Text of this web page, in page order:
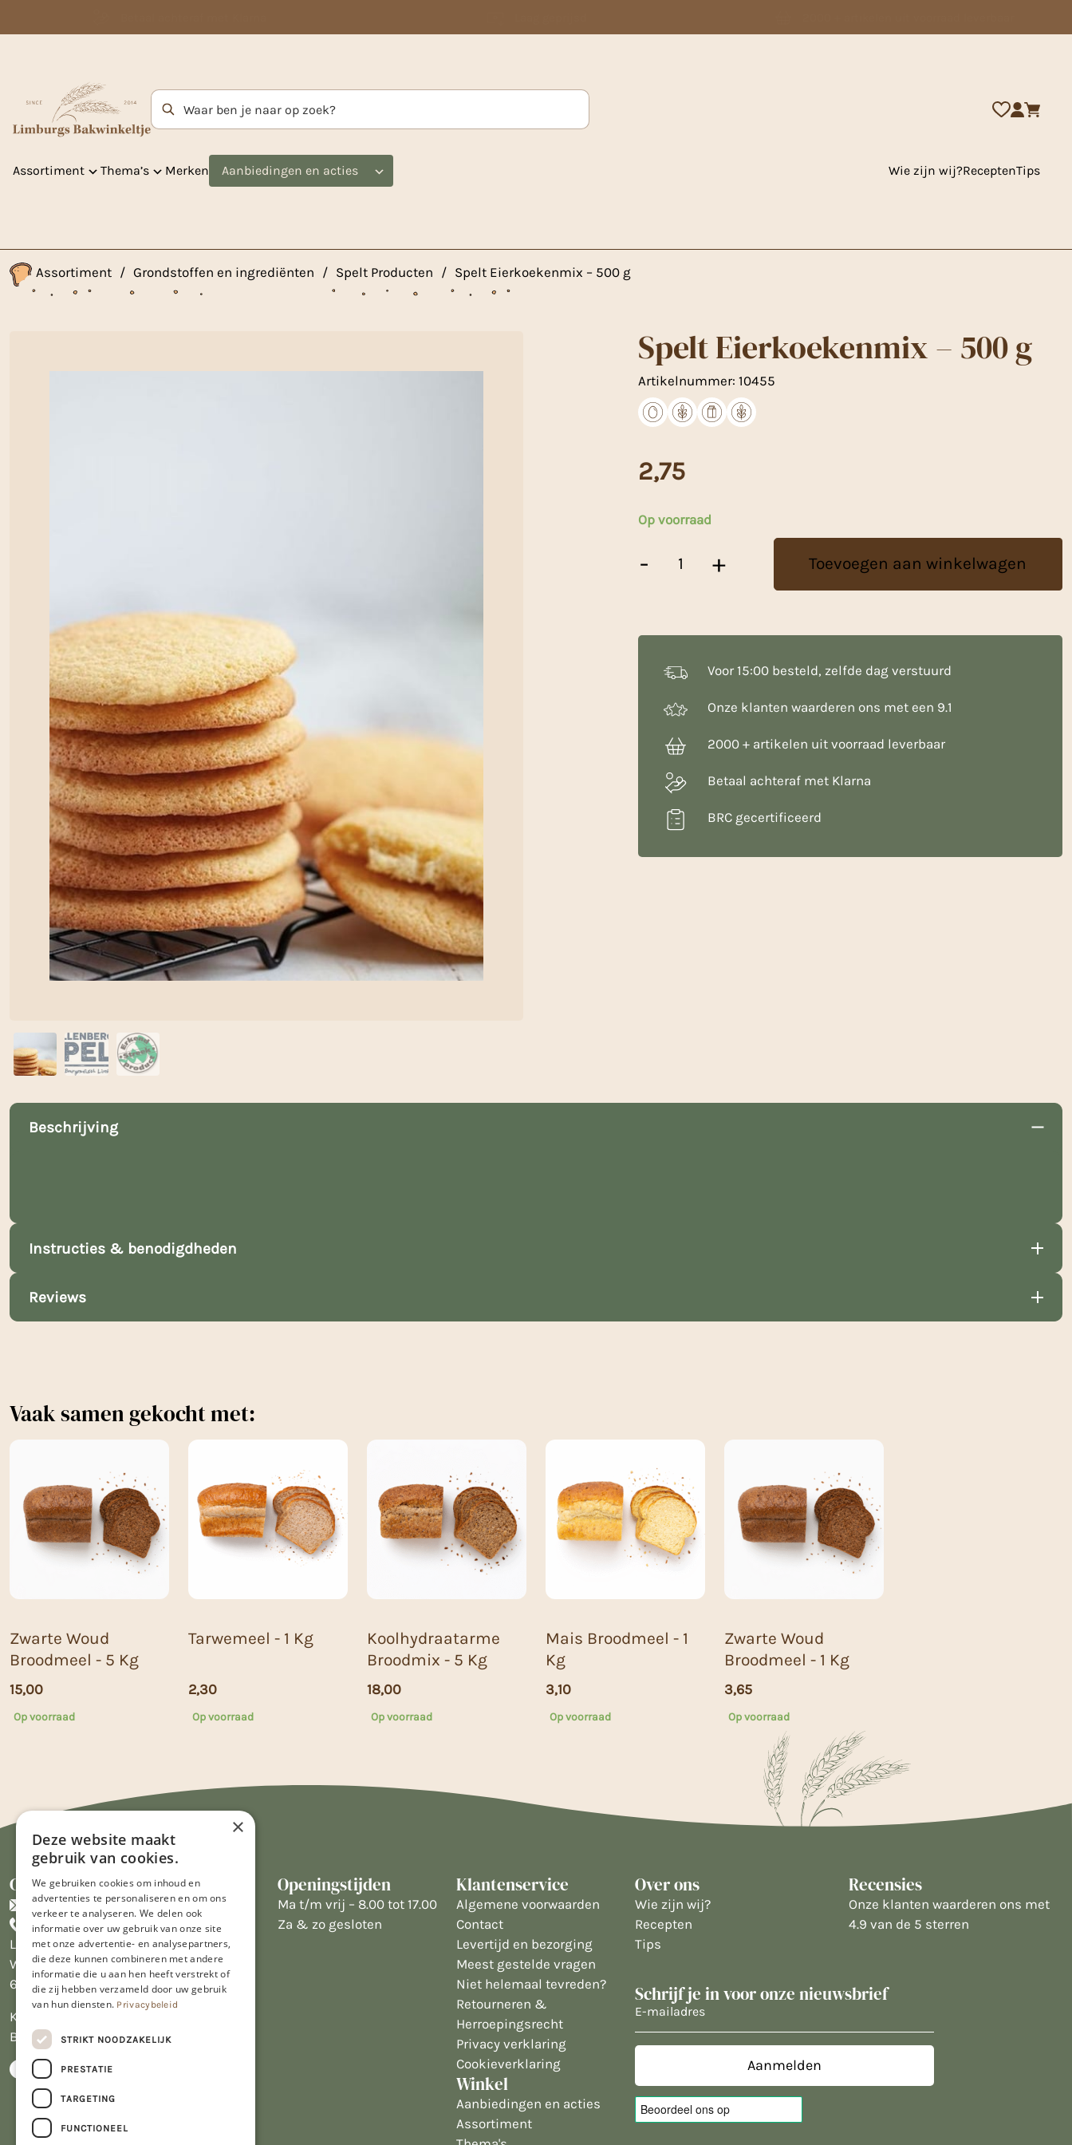
Zoekterm
Assortiment Thema’s Merken Aanbiedingen en acties Wie zijn wij?ReceptenTips
Assortiment / Grondstoffen en ingrediënten / Spelt Producten / Spelt Eierkoekenmix – 500 g
Spelt Eierkoekenmix – 500 g
Artikelnummer: 10455
2,75
Op voorraad
-
Eierkoekenmix+ Toevoegen aan winkelwagen
Voor 15:00 besteld, zelfde dag verstuurd
Onze klanten waarderen ons met een 9.1
2000 + artikelen uit voorraad leverbaar
Betaal achteraf met Klarna
BRC gecertificeerd
Beschrijving
Instructies & benodigdheden
Reviews
Vaak samen gekocht met:
Zwarte Woud
Broodmeel - 5 Kg
15,00
Op voorraad
Tarwemeel - 1 Kg
2,30
Op voorraad
Koolhydraatarme
Broodmix - 5 Kg
18,00
Op voorraad
Mais Broodmeel - 1
Kg
3,10
Op voorraad
Zwarte Woud
Broodmeel - 1 Kg
3,65
Op voorraad
Contact
info@limburgsbakwinkeltje.nl
+31455226693
Limburgs Bakwinkeltje
Wijngaardsweg 16
6412 PJ Heerlen
KVK 14069470
BTW NL809913914.B01
Openingstijden
Ma t/m vrij – 8.00 tot 17.00
Za & zo gesloten
Klantenservice
Algemene voorwaarden
Contact
Levertijd en bezorging
Meest gestelde vragen
Niet helemaal tevreden?
Retourneren &
Herroepingsrecht
Privacy verklaring
Cookieverklaring
Winkel
Aanbiedingen en acties
Assortiment
Over ons
Wie zijn wij?
Recepten
Tips
Recensies
Onze klanten waarderen ons met
4.9 van de 5 sterren
Schrijf je in voor onze nieuwsbrief
E-
mailadres
×
Deze website maakt
gebruik van cookies.
We gebruiken cookies om inhoud en
advertenties te personaliseren en om ons
verkeer te analyseren. We delen ook
informatie over uw gebruik van onze site
met onze advertentie- en analysepartners,
die deze kunnen combineren met andere
informatie die u aan hen heeft verstrekt of
die zij hebben verzameld door uw gebruik
van hun diensten. Privacybeleid
STRIKT NOODZAKELIJK
PRESTATIE
TARGETING
FUNCTIONEEL